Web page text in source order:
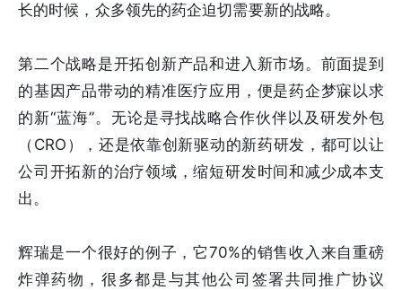
长的时候，众多领先的药企迫切需要新的战略。
第二个战略是开拓创新产品和进入新市场。前面提到
的基因产品带动的精准医疗应用，便是药企梦寐以求
的新“蓝海”。无论是寻找战略合作伙伴以及研发外包
（CRO），还是依靠创新驱动的新药研发，都可以让
公司开拓新的治疗领域，缩短研发时间和减少成本支
出。
辉瑞是一个很好的例子，它70%的销售收入来自重磅
炸弹药物，很多都是与其他公司签署共同推广协议